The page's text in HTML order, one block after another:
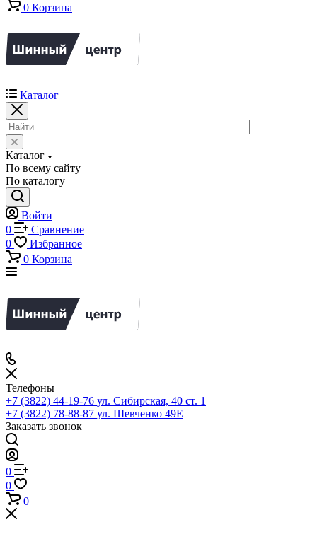
0 Корзина
Каталог
Каталог
По всему сайту
По каталогу
Войти
0
Сравнение
0
Избранное
0 Корзина
Телефоны
+7 (3822) 44-19-76 ул. Сибирская, 40 ст. 1
+7 (3822) 78-88-87 ул. Шевченко 49Е
Заказать звонок
0
0
0